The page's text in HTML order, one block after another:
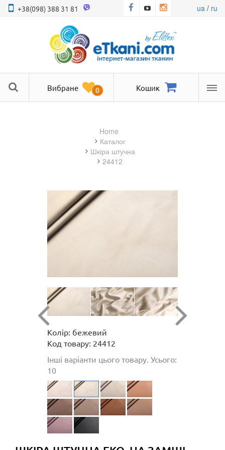
+38(098) 388 31 81 ua/ ru
Вибране 0 Кошик
Home
Каталог
шкіра штучна
24412
Колір: бежевий
Код товару: 24412
Інші варіанти цього товару. Усього:
10